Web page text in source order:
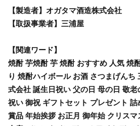
【製造者】オガタマ酒造株式会社
【取扱事業者】三浦屋
【関連ワード】
焼酎 芋焼酎 芋 焼酎 おすすめ 人気 焼
り 焼酎ハイボール お酒 さつまげんち
式会社 誕生日祝い 父の日 母の日 敬
祝い 御祝 ギフトセット プレゼント
賞品 年始挨拶 お正月 御年始 クリス